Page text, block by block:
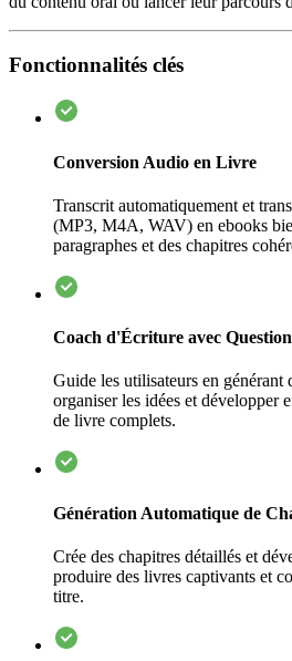
Fonctionnalités clés
Conversion Audio en Livre
Transcrit automatiquement et
(MP3, M4A, WAV) en ebooks
paragraphes et des chapitres
Coach d'Écriture avec
Guide les utilisateurs en générant
organiser les idées et développer
de livre complets.
Génération Automatique de
Crée des chapitres détaillés et
produire des livres captivants et
titre.